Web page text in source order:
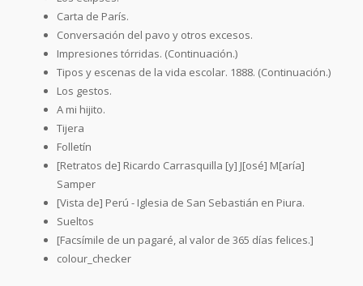
Carta de París.
Conversación del pavo y otros excesos.
Impresiones tórridas. (Continuación.)
Tipos y escenas de la vida escolar. 1888. (Continuación.)
Los gestos.
A mi hijito.
Tijera
Folletín
[Retratos de] Ricardo Carrasquilla [y] J[osé] M[aría]
Samper
[Vista de] Perú - Iglesia de San Sebastián en Piura.
Sueltos
[Facsímile de un pagaré, al valor de 365 días felices.]
colour_checker